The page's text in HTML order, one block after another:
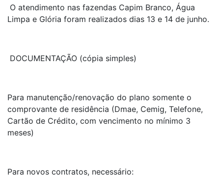
O atendimento nas fazendas Capim Branco, Água
Limpa e Glória foram realizados dias 13 e 14 de junho.
DOCUMENTAÇÃO (cópia simples)
Para manutenção/renovação do plano somente o
comprovante de residência (Dmae, Cemig, Telefone,
Cartão de Crédito, com vencimento no mínimo 3
meses)
Para novos contratos, necessário: